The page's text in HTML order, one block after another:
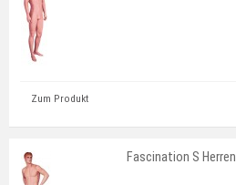
Zum Produkt
Fascination S Herren